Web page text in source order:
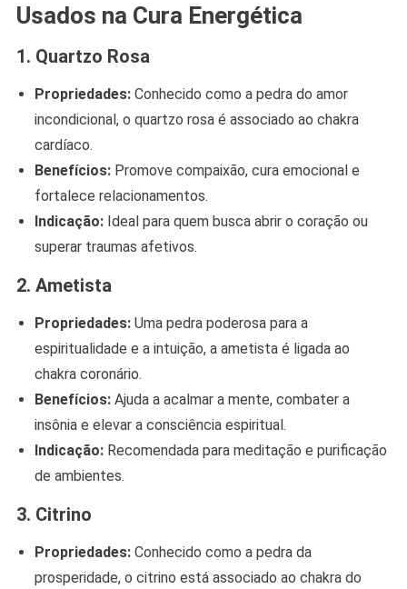
Usados na Cura Energética
1. Quartzo Rosa
Propriedades:Conhecido como a pedra do amor
incondicional, o quartzo rosa é associado ao chakra
cardíaco.
Benefícios:Promove compaixão, cura emocional e
fortalece relacionamentos.
Indicação:Ideal para quem busca abrir o coração ou
superar traumas afetivos.
2. Ametista
Propriedades:Uma pedra poderosa para a
espiritualidade e a intuição, a ametista é ligada ao
chakra coronário.
Benefícios:Ajuda a acalmar a mente, combater a
insônia e elevar a consciência espiritual.
Indicação:Recomendada para meditação e purificação
de ambientes.
3. Citrino
Propriedades:Conhecido como a pedra da
prosperidade, o citrino está associado ao chakra do